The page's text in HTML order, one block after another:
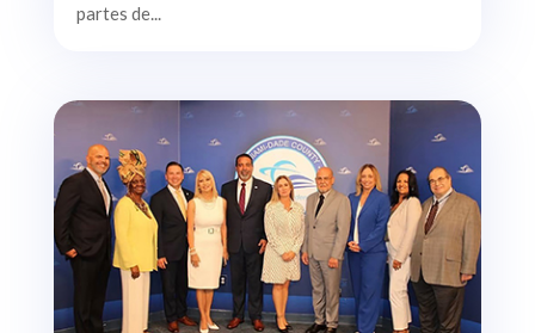
partes de...